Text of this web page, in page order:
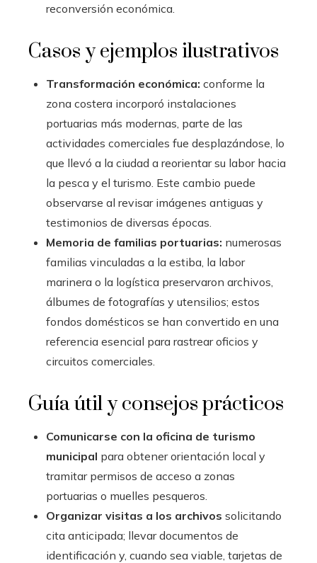
reconversión económica.
Casos y ejemplos ilustrativos
Transformación económica: conforme la
zona costera incorporó instalaciones
portuarias más modernas, parte de las
actividades comerciales fue desplazándose, lo
que llevó a la ciudad a reorientar su labor hacia
la pesca y el turismo. Este cambio puede
observarse al revisar imágenes antiguas y
testimonios de diversas épocas.
Memoria de familias portuarias: numerosas
familias vinculadas a la estiba, la labor
marinera o la logística preservaron archivos,
álbumes de fotografías y utensilios; estos
fondos domésticos se han convertido en una
referencia esencial para rastrear oficios y
circuitos comerciales.
Guía útil y consejos prácticos
Comunicarse con la oficina de turismo
municipal para obtener orientación local y
tramitar permisos de acceso a zonas
portuarias o muelles pesqueros.
Organizar visitas a los archivos solicitando
cita anticipada; llevar documentos de
identificación y, cuando sea viable, tarjetas de